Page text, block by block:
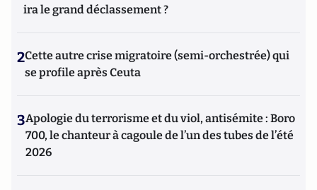
ira le grand déclassement ?
2Cette autre crise migratoire (semi-orchestrée) qui
se profile après Ceuta
3Apologie du terrorisme et du viol, antisémite : Boro
700, le chanteur à cagoule de l’un des tubes de l’été
2026